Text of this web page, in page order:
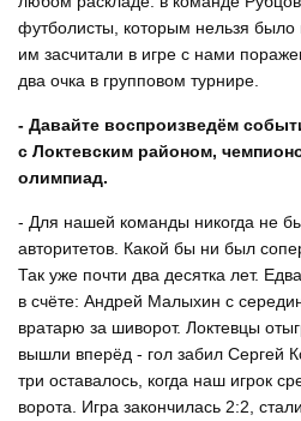
футболисты, которым нельзя было
им засчитали в игре с нами
два очка в групповом турнире.
- Давайте воспроизведём
с Локтевским районом,
олимпиад.
- Для нашей команды никогда не
авторитетов. Какой бы ни был
Так уже почти два десятка лет.
в счёте: Андрей Малыхин с
вратарю за шиворот. Локтевцы
вышли вперёд - гол забил Сергей
три оставалось, когда наш игрок
ворота. Игра закончилась 2:2,